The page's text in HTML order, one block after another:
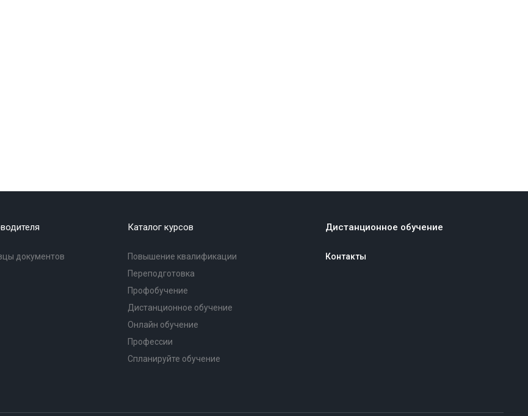
документов
Каталог курсов
Повышение квалификации
Переподготовка
Профобучение
Дистанционное обучение
Онлайн обучение
Профессии
Спланируйте обучение
Дистанционное обучение
Контакты